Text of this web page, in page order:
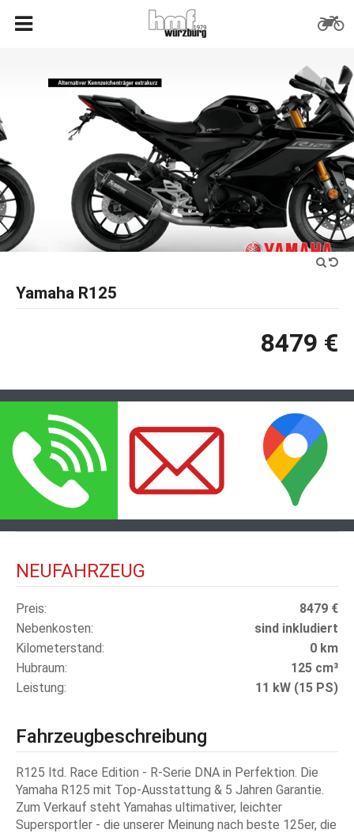
Yamaha R125
8479 €
NEUFAHRZEUG
Preis
8479 €
Nebenkosten
sind inkludiert
Kilometerstand
0 km
Hubraum
125 cm³
Leistung
11 kW (15 PS)
Fahrzeugbeschreibung
R125 ltd. Race Edition - R-Serie DNA in Perfektion. Die
Yamaha R125 mit Top-Ausstattung & 5 Jahren Garantie.
Zum Verkauf steht Yamahas ultimativer, leichter
Supersportler - die unserer Meinung nach beste 125er, die